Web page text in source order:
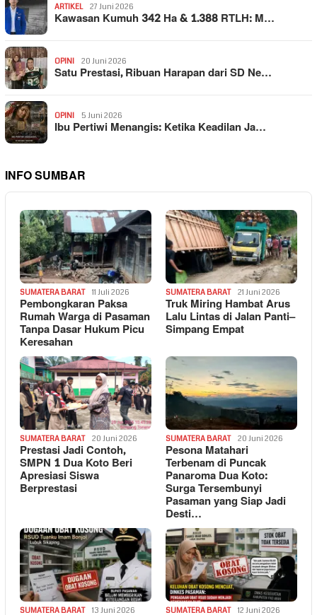
ARTIKEL 27 Juni 2026
Kawasan Kumuh 342 Ha & 1.388 RTLH: M…
OPINI 20 Juni 2026
Satu Prestasi, Ribuan Harapan dari SD Ne…
OPINI 5 Juni 2026
Ibu Pertiwi Menangis: Ketika Keadilan Ja…
INFO SUMBAR
SUMATERA BARAT 11 Juli 2026
Pembongkaran Paksa
Rumah Warga di Pasaman
Tanpa Dasar Hukum Picu
Keresahan
SUMATERA BARAT 21 Juni 2026
Truk Miring Hambat Arus
Lalu Lintas di Jalan Panti–
Simpang Empat
SUMATERA BARAT 20 Juni 2026
Prestasi Jadi Contoh,
SMPN 1 Dua Koto Beri
Apresiasi Siswa
Berprestasi
SUMATERA BARAT 20 Juni 2026
Pesona Matahari
Terbenam di Puncak
Panaroma Dua Koto:
Surga Tersembunyi
Pasaman yang Siap Jadi
Desti…
SUMATERA BARAT 13 Juni 2026 SUMATERA BARAT 12 Juni 2026